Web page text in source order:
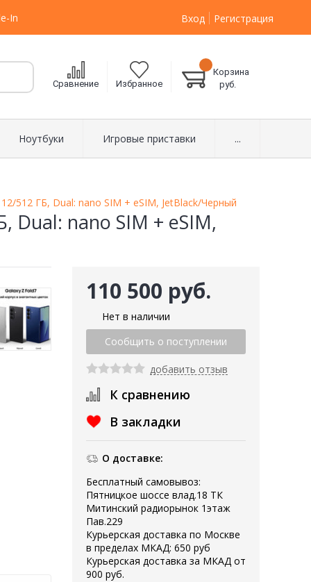
In Вход Регистрация
Сравнение Избранное
Корзина
руб.
Ноутбуки Игровые приставки ...
512 ГБ, Dual: nano SIM + eSIM, JetBlack/Черный
Dual: nano SIM + eSIM,
110 500 руб.
Нет в наличии
добавить отзыв
К сравнению
В закладки
О доставке:
Бесплатный самовывоз:
Пятницкое шоссе влад.18 ТК
Митинский радиорынок 1этаж
Пав.229
Курьерская доставка по Москве
в пределах МКАД: 650 руб
Курьерская доставка за МКАД от
900 руб.